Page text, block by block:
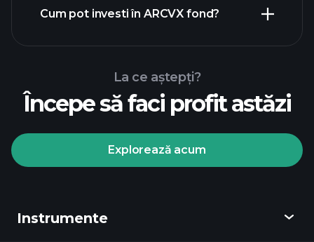
Cum pot investi în ARCVX fond?
recomandat
La ce aștepți?
Începe să faci profit astăzi
Explorează acum
Instrumente